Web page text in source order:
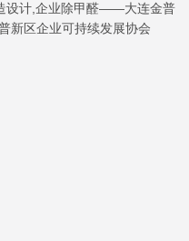
设计,企业除甲醛——大连金普
新区企业可持续发展协会